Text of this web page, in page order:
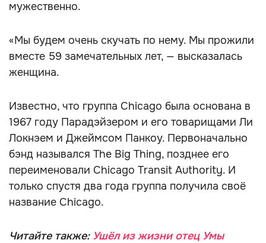
мужественно.
«Мы будем очень скучать по нему. Мы прожили
вместе 59 замечательных лет, — высказалась
женщина.
Известно, что группа Chicago была основана в
1967 году Парадэйзером и его товарищами Ли
Локнэем и Джеймсом Панкоу. Первоначально
бэнд назывался The Big Thing, позднее его
переименовали Chicago Transit Authority. И
только спустя два года группа получила своё
название Chicago.
Читайте также: Ушёл из жизни отец Умы